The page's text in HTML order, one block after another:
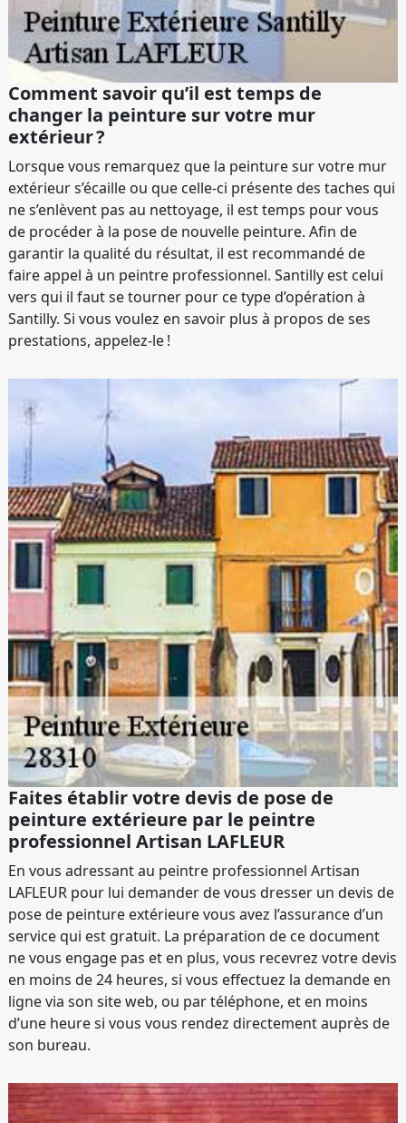
Comment savoir qu’il est temps de
changer la peinture sur votre mur
extérieur ?
Lorsque vous remarquez que la peinture sur votre mur
extérieur s’écaille ou que celle-ci présente des taches qui
ne s’enlèvent pas au nettoyage, il est temps pour vous
de procéder à la pose de nouvelle peinture. Afin de
garantir la qualité du résultat, il est recommandé de
faire appel à un peintre professionnel. Santilly est celui
vers qui il faut se tourner pour ce type d’opération à
Santilly. Si vous voulez en savoir plus à propos de ses
prestations, appelez-le !
Faites établir votre devis de pose de
peinture extérieure par le peintre
professionnel Artisan LAFLEUR
En vous adressant au peintre professionnel Artisan
LAFLEUR pour lui demander de vous dresser un devis de
pose de peinture extérieure vous avez l’assurance d’un
service qui est gratuit. La préparation de ce document
ne vous engage pas et en plus, vous recevrez votre devis
en moins de 24 heures, si vous effectuez la demande en
ligne via son site web, ou par téléphone, et en moins
d’une heure si vous vous rendez directement auprès de
son bureau.